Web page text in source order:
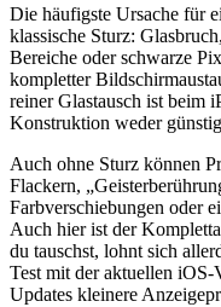
Die häufigste Ursache für
klassische Sturz:
Bereiche oder schwarze
kompletter
reiner Glastausch ist beim
Konstruktion weder
Auch ohne Sturz können
Flackern,
Farbverschiebungen oder
Auch hier ist der
du tauschst, lohnt sich
Test mit der aktuellen iOS-
Updates kleinere